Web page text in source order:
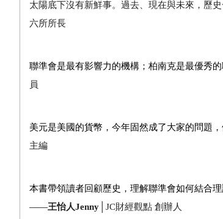
太陽底下沒有新鮮事。過去、現在與未來，歷
六所所長
聯準會是最有影響力的機構；柏南克是最優秀
員
美元是美國的貨幣，今年固然成了大家的問題
主編
本書帶領讀者回顧歷史，理解聯準會如何結合
——王怡人Jenny │JC財經觀點 創辦人